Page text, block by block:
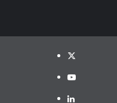
Twitter
YouTube
LinkedIn